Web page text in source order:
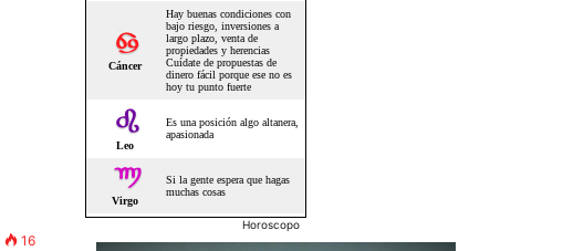
16
Horoscopo